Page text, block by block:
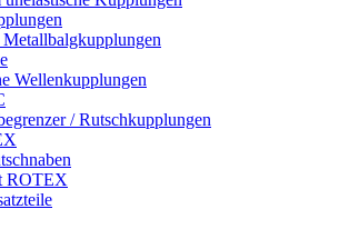
Wellenkupplungen
/ Rutschkupplungen
ROTEX